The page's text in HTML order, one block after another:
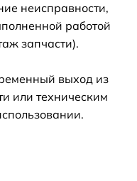
неисправности,
работой
запчасти).
выход из
или техническим